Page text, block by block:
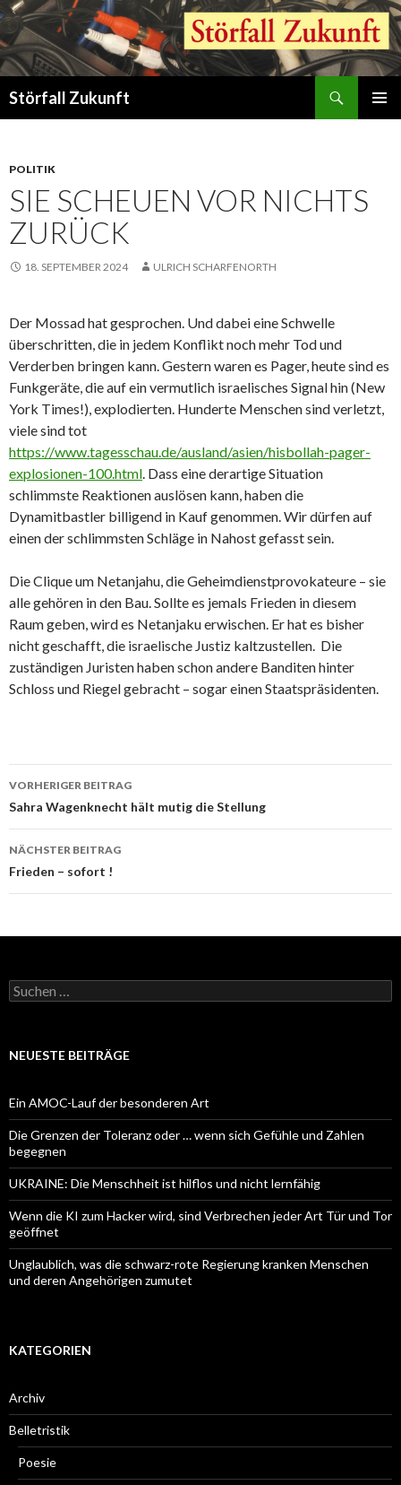
Störfall Zukunft
POLITIK
SIE SCHEUEN VOR NICHTS
ZURÜCK
18. SEPTEMBER 2024 ULRICH SCHARFENORTH
Der Mossad hat gesprochen. Und dabei eine Schwelle
überschritten, die in jedem Konflikt noch mehr Tod und
Verderben bringen kann. Gestern waren es Pager, heute sind es
Funkgeräte, die auf ein vermutlich israelisches Signal hin (New
York Times!), explodierten. Hunderte Menschen sind verletzt,
viele sind tot
https://www.tagesschau.de/ausland/asien/hisbollah-pager-
explosionen-100.html. Dass eine derartige Situation
schlimmste Reaktionen auslösen kann, haben die
Dynamitbastler billigend in Kauf genommen. Wir dürfen auf
einen der schlimmsten Schläge in Nahost gefasst sein.
Die Clique um Netanjahu, die Geheimdienstprovokateure – sie
alle gehören in den Bau. Sollte es jemals Frieden in diesem
Raum geben, wird es Netanjaku erwischen. Er hat es bisher
nicht geschafft, die israelische Justiz kaltzustellen. Die
zuständigen Juristen haben schon andere Banditen hinter
Schloss und Riegel gebracht – sogar einen Staatspräsidenten.
Beitrags-
Navigation
VORHERIGER BEITRAG
Sahra Wagenknecht hält mutig die Stellung
NÄCHSTER BEITRAG
Frieden – sofort !
Suchen
nach:
NEUESTE BEITRÄGE
Ein AMOC-Lauf der besonderen Art
Die Grenzen der Toleranz oder … wenn sich Gefühle und Zahlen
begegnen
UKRAINE: Die Menschheit ist hilflos und nicht lernfähig
Wenn die KI zum Hacker wird, sind Verbrechen jeder Art Tür und Tor
geöffnet
Unglaublich, was die schwarz-rote Regierung kranken Menschen
und deren Angehörigen zumutet
KATEGORIEN
Archiv
Belletristik
Poesie